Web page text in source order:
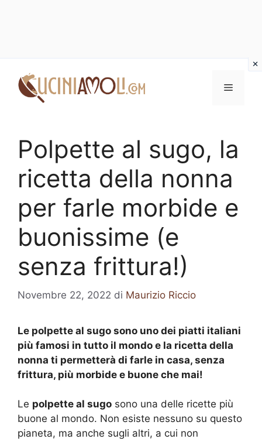
contenuto
Menu
Polpette al sugo, la
ricetta della nonna
per farle morbide e
buonissime (e
senza frittura!)
Novembre 22, 2022 di Maurizio Riccio
Le polpette al sugo sono uno dei piatti italiani
più famosi in tutto il mondo e la ricetta della
nonna ti permetterà di farle in casa, senza
frittura, più morbide e buone che mai!
Le polpette al sugo sono una delle ricette più
buone al mondo. Non esiste nessuno su questo
pianeta, ma anche sugli altri, a cui non